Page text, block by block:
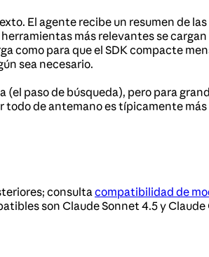
El agente recibe un resumen de
más relevantes se
como para que el SDK compacte
sea necesario.
paso de búsqueda), pero para
todo de antemano es típicamente
consultacompatibilidad de
son Claude Sonnet 4.5 y Claude